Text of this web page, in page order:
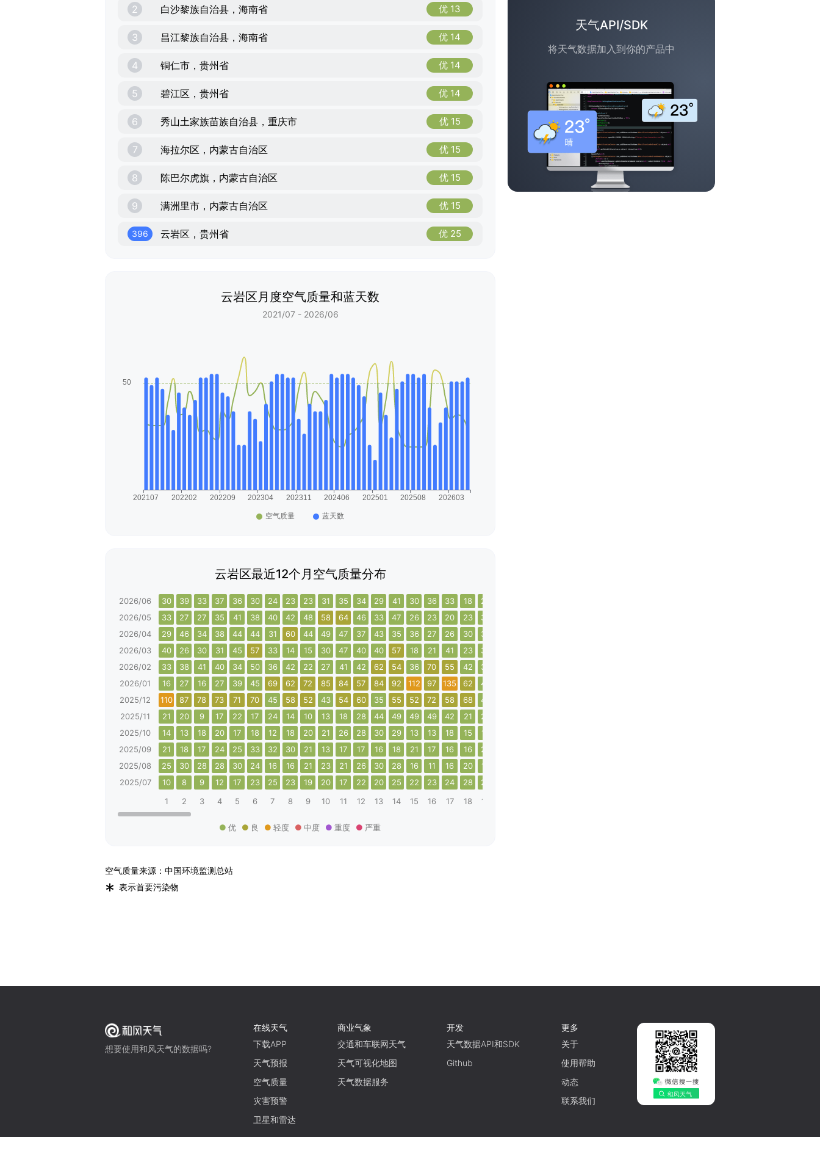
2 白沙黎族自治县，海南省 优 13
3 昌江黎族自治县，海南省 优 14
4 铜仁市，贵州省 优 14
5 碧江区，贵州省 优 14
6 秀山土家族苗族自治县，重庆市 优 15
7 海拉尔区，内蒙古自治区 优 15
8 陈巴尔虎旗，内蒙古自治区 优 15
9 满洲里市，内蒙古自治区 优 15
396 云岩区，贵州省 优 25
云岩区月度空气质量和蓝天数
2021/07 - 2026/06
云岩区最近12个月空气质量分布
2026/06 30 39 33 37 36 30 24 23 23 31 35 34 29 41 30 36 33 18 25
2026/05
33 27 27 35 41 38 40 42 48 58 64 46 33 47 26 23 20 23 32
2026/04
29 46 34 38 44 44 31 60 44 49 47 37 43 35 36 27 26 30 36
2026/03
40 26 30 31 45 57 33 14 15 30 47 40 40 57 18 21 41 23 30
2026/02
33 38 41 40 34 50 36 42 22 27 41 42 62 54 36 70 55 42 33
2026/01
16 27 16 27 39 45 69 62 72 85 84 57 84 92 112 97 135 62 48
2025/12
110 87 78 73 71 70 45 58 52 43 54 60 35 55 52 72 58 68 40
2025/11
21 20 9 17 22 17 24 14 10 13 18 28 44 49 49 49 42 21 28
2025/10
14 13 18 20 17 18 12 18 20 21 26 28 30 29 13 13 18 15 10
2025/09
21 18 17 24 25 33 32 30 21 13 17 17 16 18 21 17 16 16 25
2025/08
25 30 28 28 30 24 16 16 21 23 21 26 30 28 16 11 16 20 14
2025/07
10 8 9 12 17 23 25 23 19 20 17 22 20 25 22 23 24 28 27
1
2 3 4 5 6 7 8 9 10 11 12 13 14 15 16 17 18 19
优 良 轻度 中度 重度 严重
天气API/SDK
将天气数据加入到你的产品中
空气质量来源：中国环境监测总站
* 表示首要污染物
想要使用和风天气的数据吗?
在线天气
下载APP
天气预报
空气质量
灾害预警
卫星和雷达
商业气象
交通和车联网天气
天气可视化地图
天气数据服务
开发
天气数据API和SDK
Github
更多
关于
使用帮助
动态
联系我们